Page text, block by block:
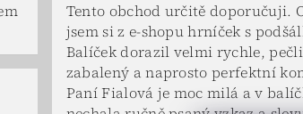
Tento obchod určitě doporučuji.
jsem si z e-shopu hrníček s
Balíček dorazil velmi rychle,
zabalený a naprosto perfektní
Paní Fialová je moc milá a v